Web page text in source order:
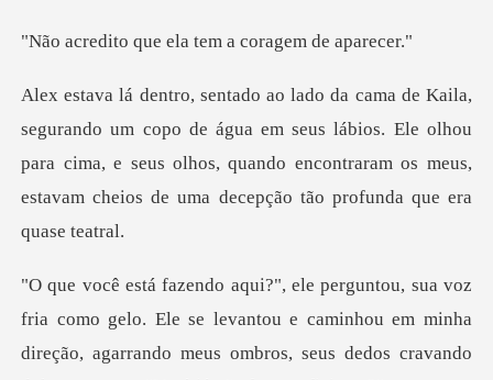
e ela tem a cora
e água em seus lábios. Ele olhou
para cima, e seus olhos, quando encontraram
lo. Ele se levantou e caminhou em minha
direção, agarrando meus ombr